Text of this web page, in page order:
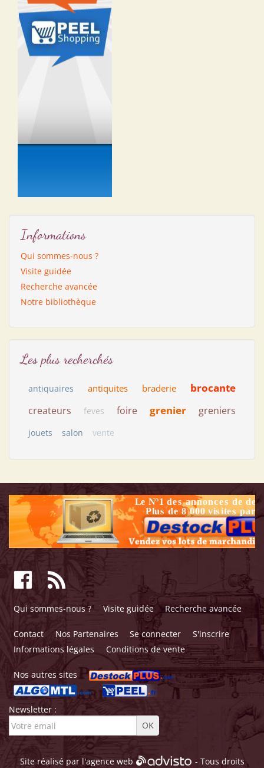
Informations
Qui sommes-nous ?
Visite guidée
Recherche avancée
Notre bibliothèque
Les plus recherchés
antiquaires antiquites braderie brocante
createurs feves foire grenier greniers
jouets salon vente
Qui sommes-nous ? Visite guidée Recherche avancée
Contact Nos Partenaires Se connecter
S'inscrire
Informations légales
Conditions de vente
Nos autres sites
Newsletter :
Site réalisé par l'agence web - Tous droits